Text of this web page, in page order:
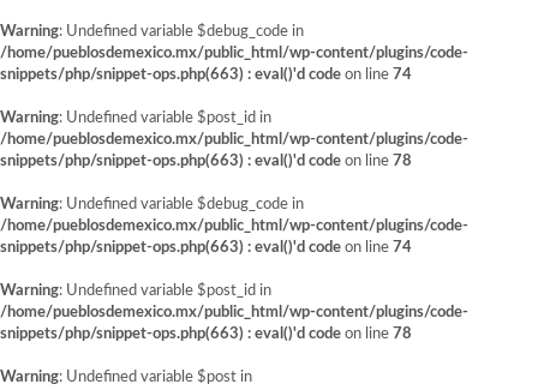
Warning: Undefined variable $debug_code in
/home/pueblosdemexico.mx/public_html/wp-content/plugins/code-
snippets/php/snippet-ops.php(663) : eval()'d code on line 74
Warning: Undefined variable $post_id in
/home/pueblosdemexico.mx/public_html/wp-content/plugins/code-
snippets/php/snippet-ops.php(663) : eval()'d code on line 78
Warning: Undefined variable $debug_code in
/home/pueblosdemexico.mx/public_html/wp-content/plugins/code-
snippets/php/snippet-ops.php(663) : eval()'d code on line 74
Warning: Undefined variable $post_id in
/home/pueblosdemexico.mx/public_html/wp-content/plugins/code-
snippets/php/snippet-ops.php(663) : eval()'d code on line 78
Warning: Undefined variable $post in